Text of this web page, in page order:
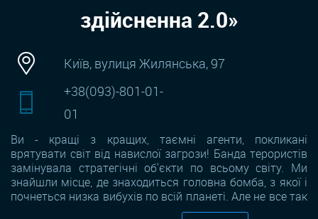
здійсненна 2.0»
Київ, вулиця Жилянська, 97
+38(093)-801-01-
01
Ви - кращі з кращих, таємні агенти, покликані
врятувати світ від навислої загрози! Банда терористів
замінувала стратегічні об'єкти по всьому світу. Ми
знайшли місце, де знаходиться головна бомба, з якої і
почнеться низка вибухів по всій планеті. Але не все так